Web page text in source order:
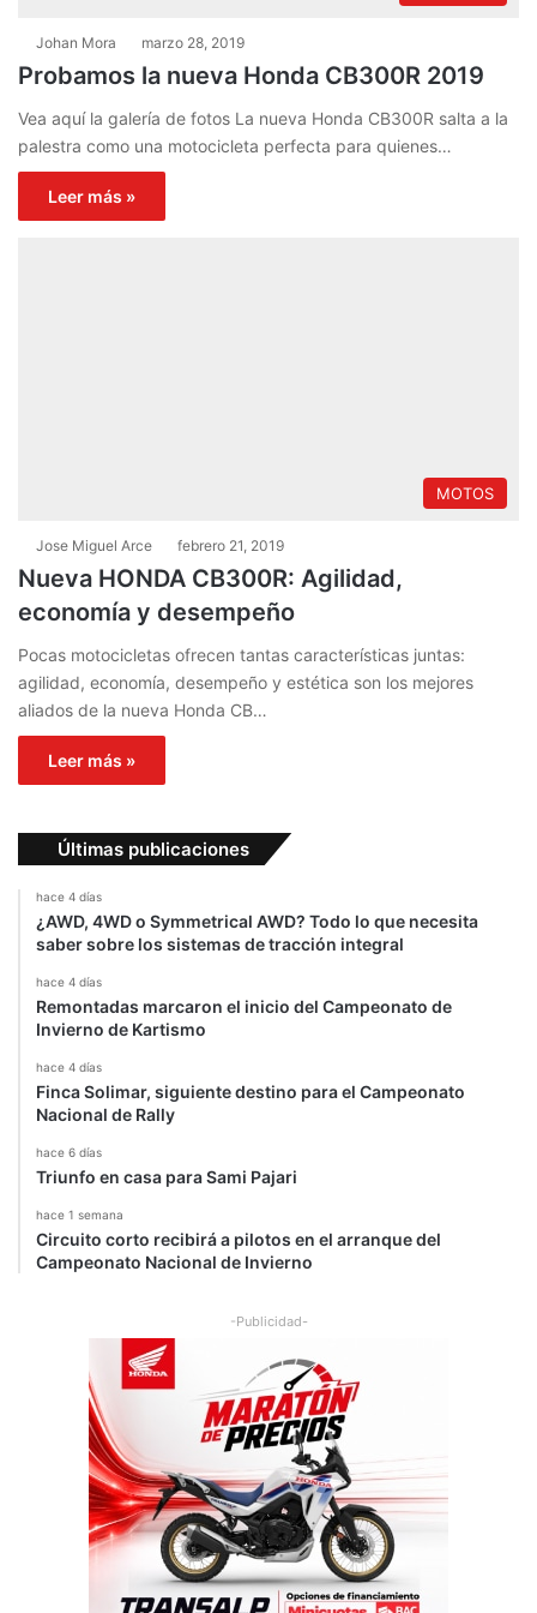
Johan Mora marzo 28, 2019
Probamos la nueva Honda CB300R 2019
Vea aquí la galería de fotos La nueva Honda CB300R salta a la
palestra como una motocicleta perfecta para quienes…
Leer más »
MOTOS
Jose Miguel Arce febrero 21, 2019
Nueva HONDA CB300R: Agilidad,
economía y desempeño
Pocas motocicletas ofrecen tantas características juntas:
agilidad, economía, desempeño y estética son los mejores
aliados de la nueva Honda CB…
Leer más »
Últimas publicaciones
hace 4 días
¿AWD, 4WD o Symmetrical AWD? Todo lo que necesita
saber sobre los sistemas de tracción integral
hace 4 días
Remontadas marcaron el inicio del Campeonato de
Invierno de Kartismo
hace 4 días
Finca Solimar, siguiente destino para el Campeonato
Nacional de Rally
hace 6 días
Triunfo en casa para Sami Pajari
hace 1 semana
Circuito corto recibirá a pilotos en el arranque del
Campeonato Nacional de Invierno
-Publicidad-